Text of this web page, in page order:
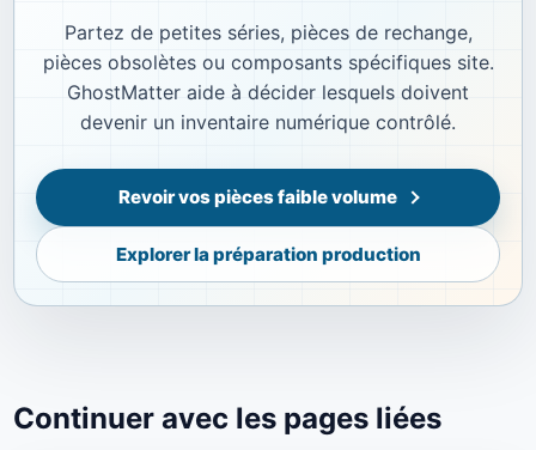
Partez de petites séries, pièces de rechange,
pièces obsolètes ou composants spécifiques site.
GhostMatter aide à décider lesquels doivent
devenir un inventaire numérique contrôlé.
Revoir vos pièces faible volume
Explorer la préparation production
Continuer avec les pages liées